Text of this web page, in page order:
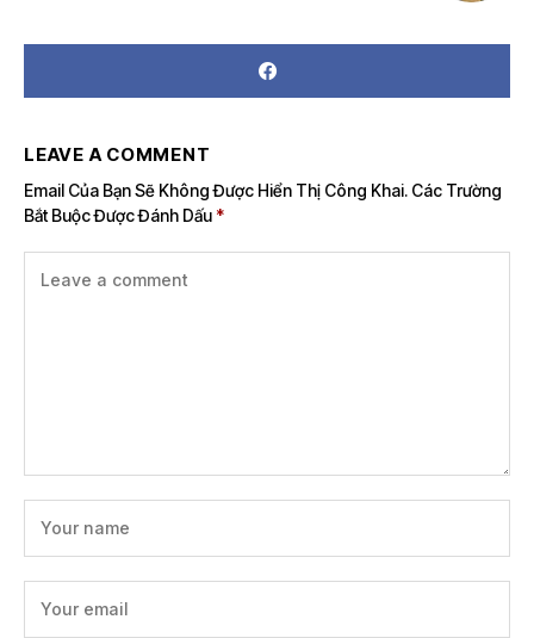
LEAVE A COMMENT
Email Của Bạn Sẽ Không Được Hiển Thị Công Khai. Các Trường
Bắt Buộc Được Đánh Dấu *